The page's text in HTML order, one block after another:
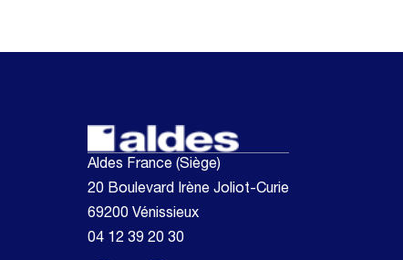
Aldes France (Siège)
20 Boulevard Irène Joliot-Curie
69200 Vénissieux
04 12 39 20 30